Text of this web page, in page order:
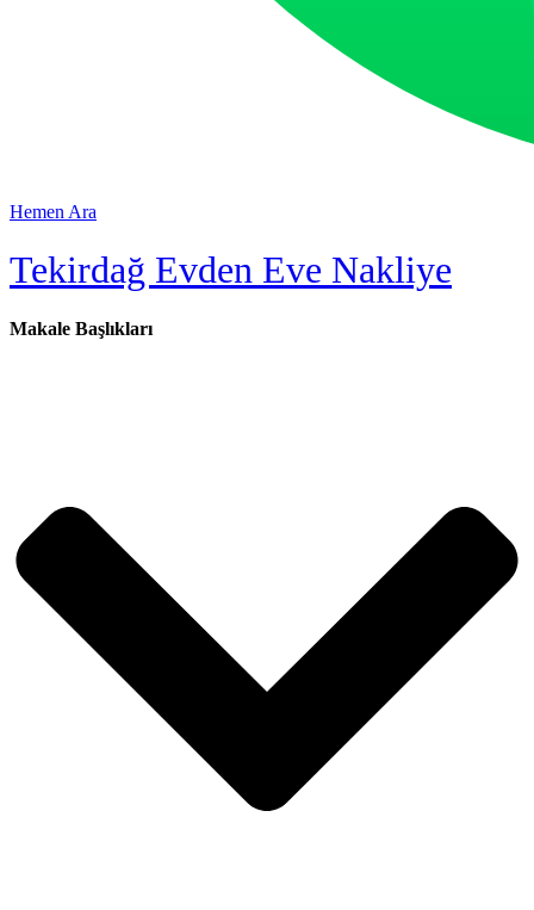
Hemen Ara
Tekirdağ Evden Eve Nakliye
Makale Başlıkları